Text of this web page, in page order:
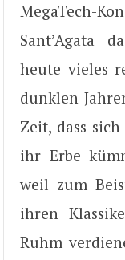
MegaTech-
Sant’Agata
heute vieles
dunklen
Zeit, dass
ihr Erbe
weil zum
ihren
Ruhm